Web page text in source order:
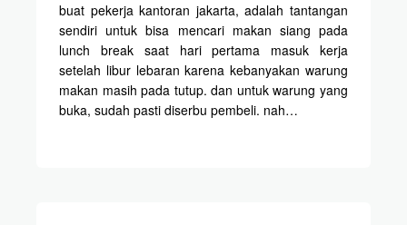
buat pekerja kantoran jakarta, adalah tantangan
sendiri untuk bisa mencari makan siang pada
lunch break saat hari pertama masuk kerja
setelah libur lebaran karena kebanyakan warung
makan masih pada tutup. dan untuk warung yang
buka, sudah pasti diserbu pembeli. nah…